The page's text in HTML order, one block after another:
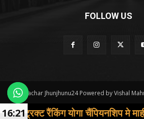
FOLLOW US
© Samachar Jhunjhunu24 Powered by Vishal
Contact us About us Privacy Policy
योगा चैंपियनशिप मे माही योगा
16:21